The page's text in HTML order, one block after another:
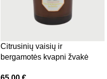
Citrusinių vaisių ir
bergamotės kvapni žvakė